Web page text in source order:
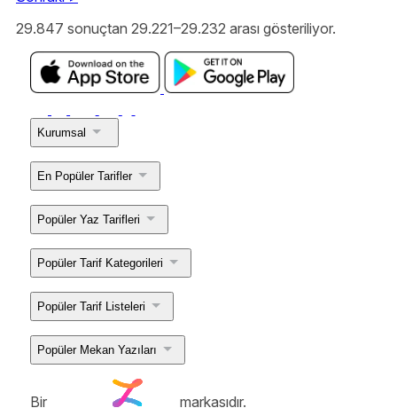
29.847 sonuçtan 29.221–29.232 arası gösteriliyor.
Kurumsal
En Popüler Tarifler
Popüler Yaz Tarifleri
Popüler Tarif Kategorileri
Popüler Tarif Listeleri
Popüler Mekan Yazıları
Bir markasıdır.